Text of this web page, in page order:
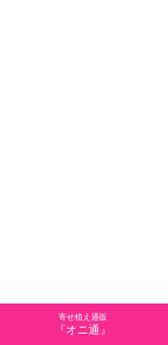
寄せ植え通販
『オニ通』